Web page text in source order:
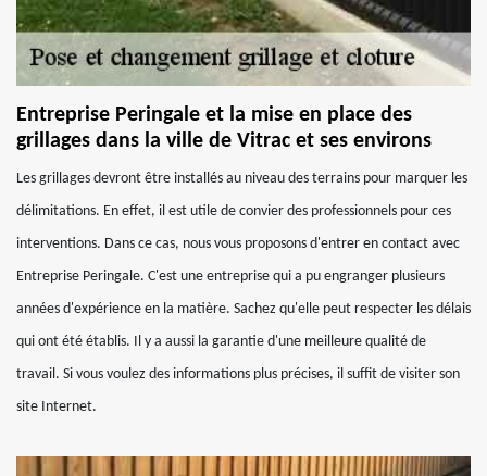
Entreprise Peringale et la mise en place des
grillages dans la ville de Vitrac et ses environs
Les grillages devront être installés au niveau des terrains pour marquer les
délimitations. En effet, il est utile de convier des professionnels pour ces
interventions. Dans ce cas, nous vous proposons d'entrer en contact avec
Entreprise Peringale. C'est une entreprise qui a pu engranger plusieurs
années d'expérience en la matière. Sachez qu'elle peut respecter les délais
qui ont été établis. Il y a aussi la garantie d'une meilleure qualité de
travail. Si vous voulez des informations plus précises, il suffit de visiter son
site Internet.